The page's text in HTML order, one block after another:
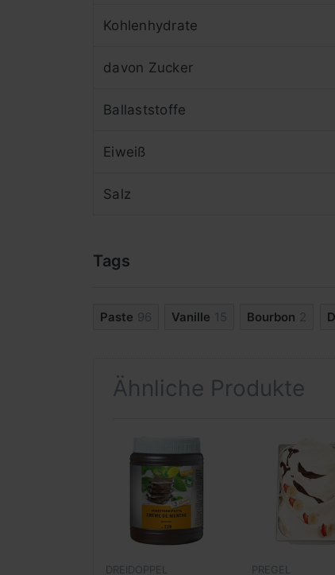
Kohlenhydrate
davon Zucker
Ballaststoffe
Eiweiß
Salz
Tags
Paste 96 Vanille 15 Bourbon 2
Ähnliche Produkte
DREIDOPPEL PREGEL